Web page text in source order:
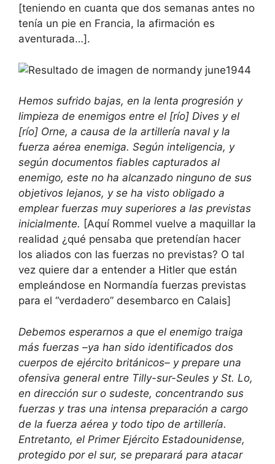
[teniendo en cuanta que dos semanas antes no
tenía un pie en Francia, la afirmación es
aventurada…].
Hemos sufrido bajas, en la lenta progresión y
limpieza de enemigos entre el [río] Dives y el
[río] Orne, a causa de la artillería naval y la
fuerza aérea enemiga. Según inteligencia, y
según documentos fiables capturados al
enemigo, este no ha alcanzado ninguno de sus
objetivos lejanos, y se ha visto obligado a
emplear fuerzas muy superiores a las previstas
inicialmente. [Aquí Rommel vuelve a maquillar la
realidad ¿qué pensaba que pretendían hacer
los aliados con las fuerzas no previstas? O tal
vez quiere dar a entender a Hitler que están
empleándose en Normandía fuerzas previstas
para el “verdadero” desembarco en Calais]
Debemos esperarnos a que el enemigo traiga
más fuerzas –ya han sido identificados dos
cuerpos de ejército británicos– y prepare una
ofensiva general entre Tilly-sur-Seules y St. Lo,
en dirección sur o sudeste, concentrando sus
fuerzas y tras una intensa preparación a cargo
de la fuerza aérea y todo tipo de artillería.
Entretanto, el Primer Ejército Estadounidense,
protegido por el sur, se preparará para atacar